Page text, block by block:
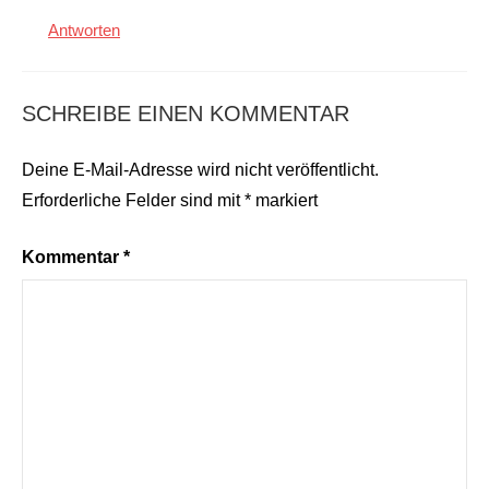
Antworten
SCHREIBE EINEN KOMMENTAR
Deine E-Mail-Adresse wird nicht veröffentlicht.
Erforderliche Felder sind mit* markiert
Kommentar *